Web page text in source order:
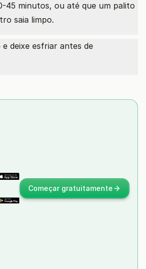
45 minutos, ou até que um palito
saia limpo.
deixe esfriar antes de
Começar gratuitamente